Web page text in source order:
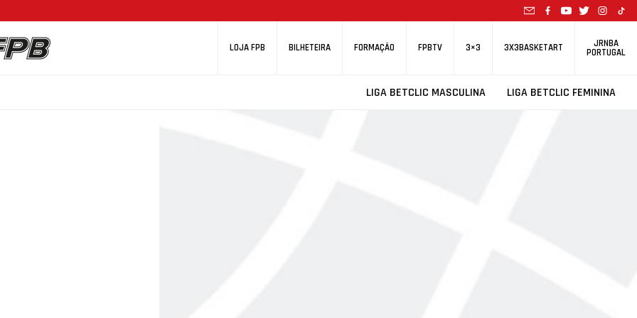
LOJA FPB BILHETEIRA FORMAÇÃO FPBTV 3×3 3X3BASKETART JRNBA
PORTUGAL
LIGA BETCLIC MASCULINA LIGA BETCLIC FEMININA